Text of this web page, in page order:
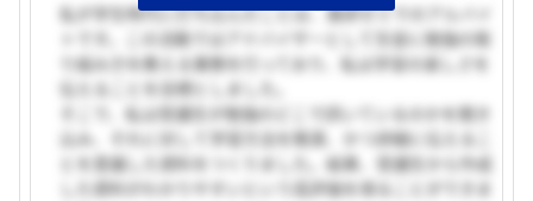
私が学生時代に打ち込んだことは、進研ゼミでのアルバイ
トです。この活動ではアドバイザーとして生徒に勉強の取
り組み方を教える業務を行っており、私は学習の楽しさを
伝えることを目標としました。
そこで、私は受講生が勉強のどこで躓いているのかを聞き
込み、それに対して学習方法を簡潔、かつ詳細に伝えるこ
とを意識した資料をつくりました。結果、受講生から作成
した資料がわかりやすいという高評価を得ることができま